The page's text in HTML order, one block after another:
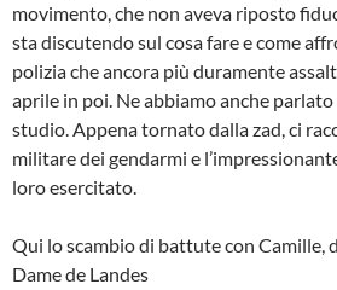
movimento, che non aveva riposto
sta discutendo sul cosa fare e come
polizia che ancora più duramente
aprile in poi. Ne abbiamo anche
studio. Appena tornato dalla zad, ci
militare dei gendarmi e
loro esercitato.
Qui lo scambio di battute con Camille,
Dame de Landes